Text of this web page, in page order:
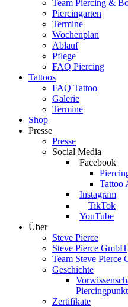
Team Piercing &
Piercingarten
Termine
Wochenplan
Ablauf
Pflege
FAQ Piercing
Tattoos
FAQ Tattoo
Galerie
Termine
Shop
Presse
Presse
Social Media
Facebook
Tattoo
Instagram
TikTok
YouTube
Über
Steve Pierce
Steve Pierce GmbH
Team Steve Pierce
Geschichte
Zertifikate